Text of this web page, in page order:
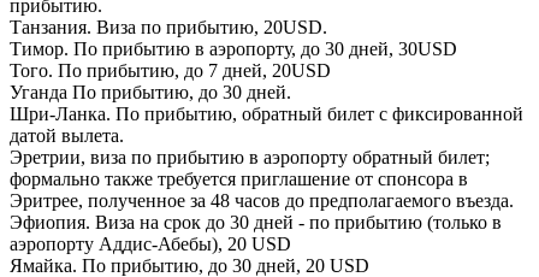
прибытию.
Танзания. Виза по прибытию, 20USD.
Тимор. По прибытию в аэропорту, до 30 дней, 30USD
Того. По прибытию, до 7 дней, 20USD
Уганда По прибытию, до 30 дней.
Шри-Ланка. По прибытию, обратный билет с фиксированной
датой вылета.
Эретрии, виза по прибытию в аэропорту обратный билет;
формально также требуется приглашение от спонсора в
Эритрее, полученное за 48 часов до предполагаемого въезда.
Эфиопия. Виза на срок до 30 дней - по прибытию (только в
аэропорту Аддис-Абебы), 20 USD
Ямайка. По прибытию, до 30 дней, 20 USD